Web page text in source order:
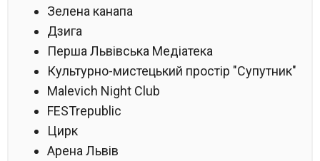
Зелена канапа
Дзига
Перша Львівська Медіатека
Культурно-мистецький простір "Супутник"
Malevich Night Club
FESTrepublic
Цирк
Арена Львів